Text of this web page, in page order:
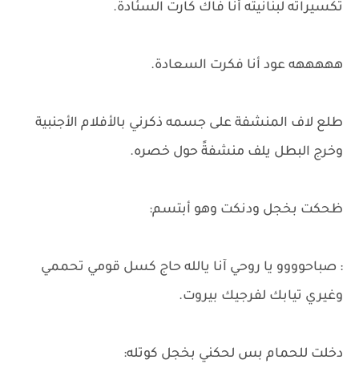
تكسيراته لبنانيته أنا فاك كارت السئادة.
هههههه عود أنا فكرت السعادة.
طلع لاف المنشفة على جسمه ذكرني بالأفلام الأجنبية
وخرج البطل يلف منشفةً حول خصره.
ظحكت بخجل ودنكت ​وهو أبتسم:
: صباحوووو يا روحي آنا يالله حاج كسل قومي تحممي
وغيري تيابك لفرجيك بيروت.
دخلت للحمام بس لحكني بخجل كوتله: